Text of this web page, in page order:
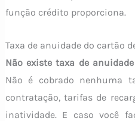
função crédito proporciona.
Taxa de anuidade do cartão
Não existe taxa de
Não é cobrado nenhuma
contratação, tarifas de
inatividade. E caso você